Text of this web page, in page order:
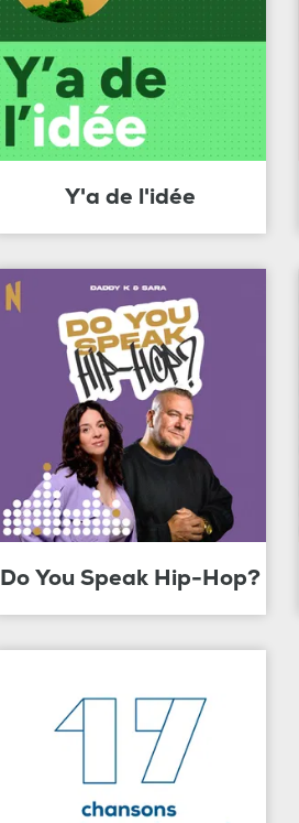
Y'a de l'idée
Do You Speak Hip-Hop?